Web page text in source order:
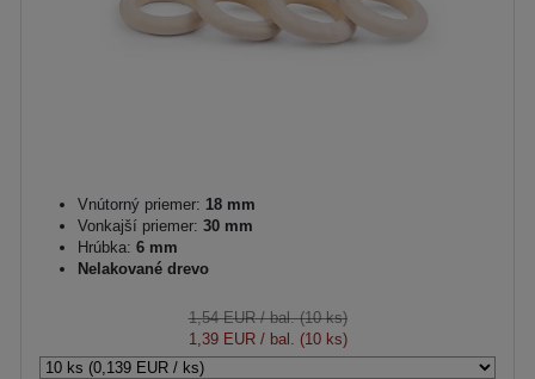
Vnútorný priemer: 18 mm
Vonkajší priemer: 30 mm
Hrúbka: 6 mm
Nelakované drevo
1,54 EUR/ bal. (10 ks)
1,39 EUR/ bal. (10 ks)